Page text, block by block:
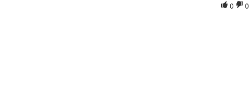
0 0